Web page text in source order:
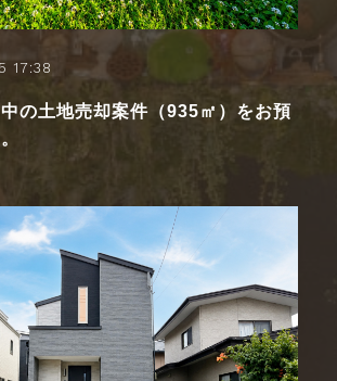
17:38
の土地売却案件（935㎡）をお預